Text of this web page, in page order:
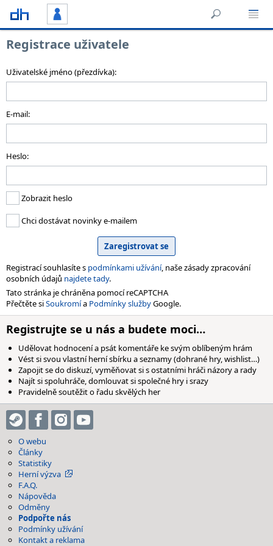
Registrace uživatele
Uživatelské jméno (přezdívka):
E-mail:
Heslo:
Zobrazit heslo
Chci dostávat novinky e-mailem
Registrací souhlasíte s podmínkami užívání, naše zásady zpracování
osobních údajů najdete tady.
Tato stránka je chráněna pomocí reCAPTCHA
Přečtěte siSoukromía Podmínky službyGoogle.
Registrujte se u nás a budete moci…
Udělovat hodnocení a psát komentáře ke svým oblíbeným hrám
Vést si svou vlastní herní sbírku a seznamy (dohrané hry, wishlist…)
Zapojit se do diskuzí, vyměňovat si s ostatními hráči názory a rady
Najít si spoluhráče, domlouvat si společné hry i srazy
Pravidelně soutěžit o řadu skvělých her
O webu
Články
Statistiky
Herní výzva
F.A.Q.
Nápověda
Odměny
Podpořte nás
Podmínky užívání
Kontakt a reklama